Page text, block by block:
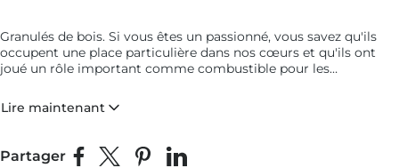
ardoise
Granulés de bois. Si vous êtes un passionné, vous savez qu'ils
occupent une place particulière dans nos cœurs et qu'ils ont
joué un rôle important comme combustible pour les
Lire maintenant
Partager Partager sur Facebook
Partager sur X
Épingler sur Pinterest
Partager sur LinkedIn